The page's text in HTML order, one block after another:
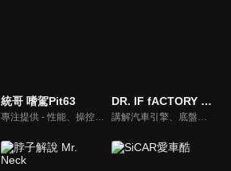
統哥 嗜駕Pit63
專注提供 - 性能、操控、改裝、樂趣、實用 的汽車頻道。
DR. IF fACTORY 硬核車媒